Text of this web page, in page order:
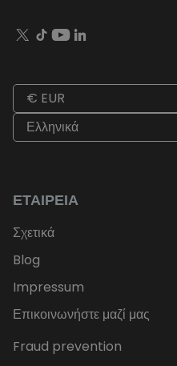
€ EUR
Ελληνικά
ΕΤΑΙΡΕΊΑ
Σχετικά
Blog
Impressum
Επικοινωνήστε μαζί μας
Fraud prevention